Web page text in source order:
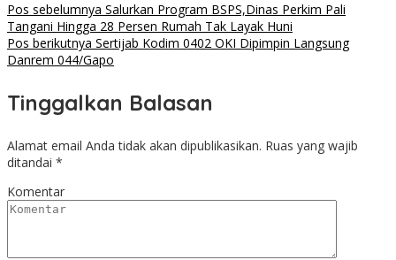
Pos sebelumnya Salurkan Program BSPS,Dinas Perkim Pali
Tangani Hingga 28 Persen Rumah Tak Layak Huni
Pos berikutnya Sertijab Kodim 0402 OKI Dipimpin Langsung
Danrem 044/Gapo
Tinggalkan Balasan
Alamat email Anda tidak akan dipublikasikan. Ruas yang wajib
ditandai *
Komentar